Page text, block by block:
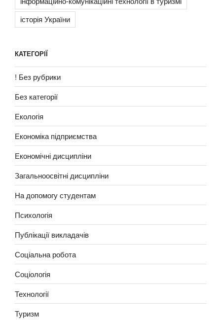
історія України
КАТЕГОРІЇ
! Без рубрики
Без категорії
Екологія
Економіка підприємства
Економічні дисципліни
Загальноосвітні дисципліни
На допомогу студентам
Психологія
Публікації викладачів
Соціальна робота
Соціологія
Технології
Туризм